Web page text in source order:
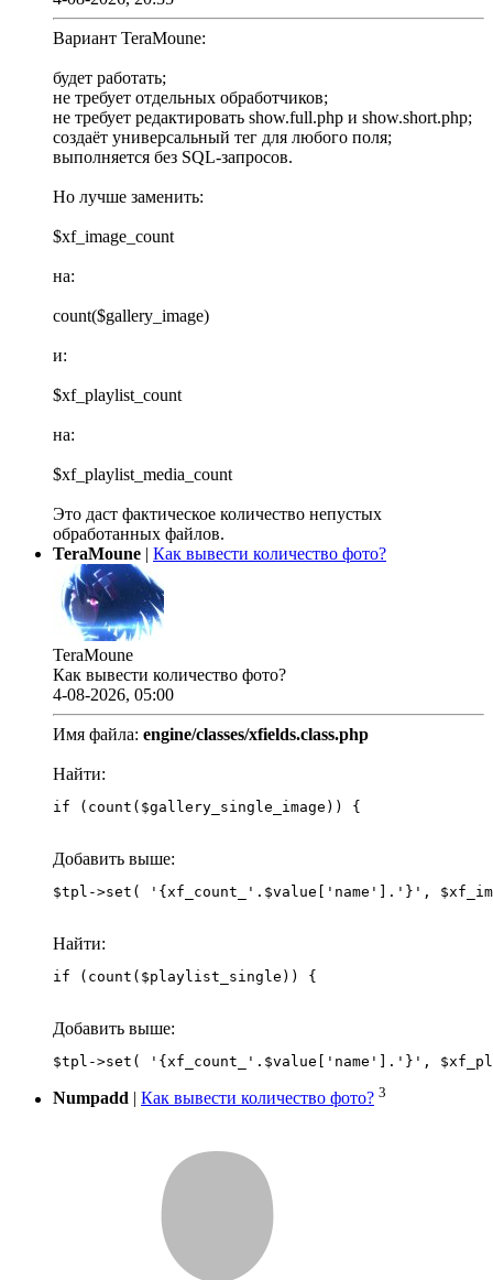
Вариант TeraMoune:
будет работать;
не требует отдельных обработчиков;
не требует редактировать show.full.php и show.short.php;
создаёт универсальный тег для любого поля;
выполняется без SQL-запросов.
Но лучше заменить:
$xf_image_count
на:
count($gallery_image)
и:
$xf_playlist_count
на:
$xf_playlist_media_count
Это даст фактическое количество непустых
обработанных файлов.
TeraMoune | Как вывести количество фото?
TeraMoune
Как вывести количество фото?
4-08-2026, 05:00
Имя файла: engine/classes/xfields.class.php
Найти:
if (count($gallery_single_image)) {
Добавить выше:
Найти:
if (count($playlist_single)) {
Добавить выше:
Numpadd Как вывести количество фото? 3